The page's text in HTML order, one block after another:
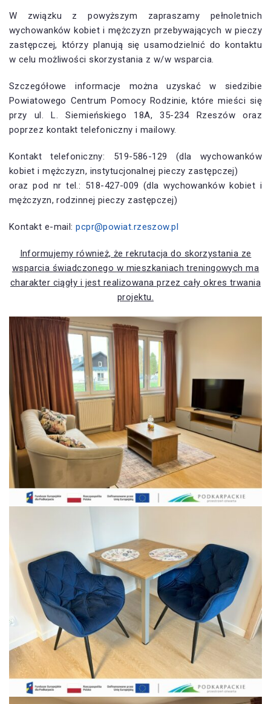
W związku z powyższym zapraszamy pełnoletnich
wychowanków kobiet i mężczyzn przebywających w pieczy
zastępczej, którzy planują się usamodzielnić do kontaktu
w celu możliwości skorzystania z w/w wsparcia.
Szczegółowe informacje można uzyskać w siedzibie
Powiatowego Centrum Pomocy Rodzinie, które mieści się
przy ul. L. Siemieńskiego 18A, 35-234 Rzeszów oraz
poprzez kontakt telefoniczny i mailowy.
Kontakt telefoniczny: 519-586-129 (dla wychowanków
kobiet i mężczyzn, instytucjonalnej pieczy zastępczej)
oraz pod nr tel.: 518-427-009 (dla wychowanków kobiet i
mężczyzn, rodzinnej pieczy zastępczej)
Kontakt e-mail:pcpr@powiat.rzeszow.pl
Informujemy również, że rekrutacja do skorzystania ze
wsparcia świadczonego w mieszkaniach treningowych ma
charakter ciągły i jest realizowana przez cały okres trwania
projektu.